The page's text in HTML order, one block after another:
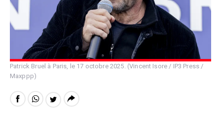
Patrick Bruel à Paris, le 17 octobre 2025. (Vincent Isore / IP3 Press /
Maxppp)